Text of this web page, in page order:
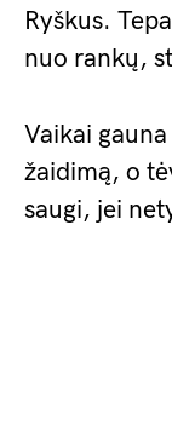
Ryškus.
nuo rankų,
Vaikai
žaidimą, o
saugi, jei